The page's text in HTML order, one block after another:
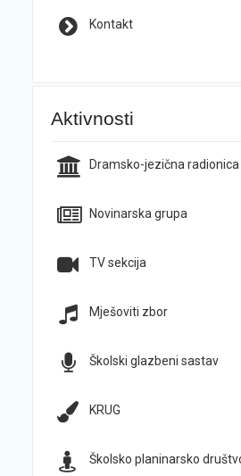
Kontakt
Aktivnosti
Dramsko-jezična radionica
Novinarska grupa
TV sekcija
Mješoviti zbor
Školski glazbeni sastav
KRUG
Školsko planinarsko